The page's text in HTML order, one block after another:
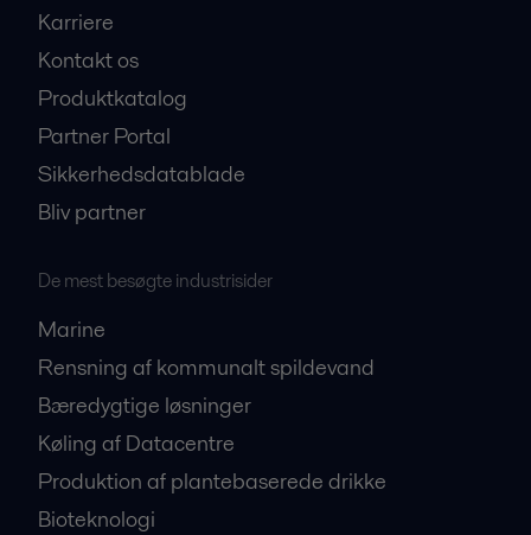
Karriere
Kontakt os
Produktkatalog
Partner Portal
Sikkerhedsdatablade
Bliv partner
De mest besøgte industrisider
Marine
Rensning af kommunalt spildevand
Bæredygtige løsninger
Køling af Datacentre
Produktion af plantebaserede drikke
Bioteknologi